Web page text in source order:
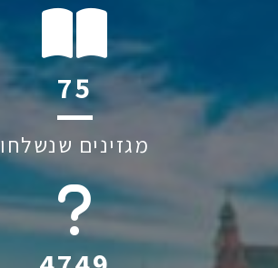
110
מגזינים שנשלחו